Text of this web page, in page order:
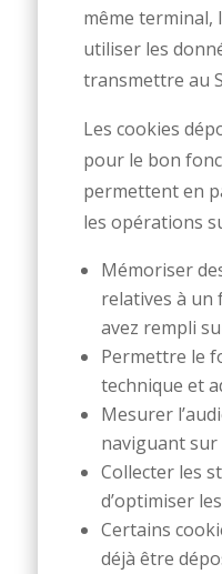
même
utiliser les
transmettre au
Les cookies
pour le bon
permettent en
les opérations
Mémoriser
relatives à un
avez rempli
Permettre le
technique et
Mesurer
naviguant sur
Collecter les
d’optimiser
Certains
déjà être